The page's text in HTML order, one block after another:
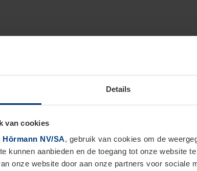
Details
van cookies
Hörmann NV/SA, gebruik van cookies om de
kunnen aanbieden en de toegang tot onze website
onze website door aan onze partners voor sociale